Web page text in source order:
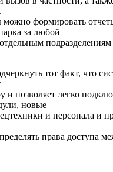
формировать
за любой
подразделениям
тот факт, что
и позволяет легко
новые
и персонала и
права доступа